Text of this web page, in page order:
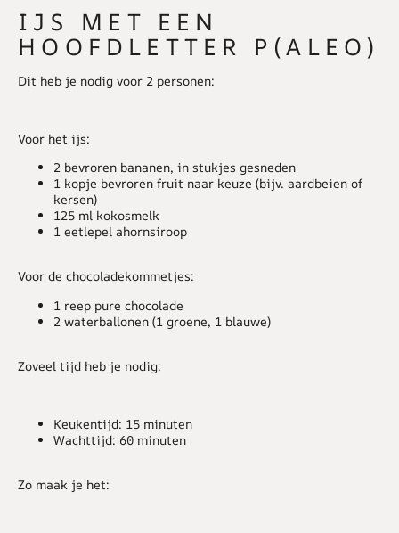
IJS MET EEN
HOOFDLETTER P(ALEO)
Dit heb je nodig voor 2 personen:
Voor het ijs:
2 bevroren bananen, in stukjes gesneden
1 kopje bevroren fruit naar keuze (bijv. aardbeien of
kersen)
125 ml kokosmelk
1 eetlepel ahornsiroop
Voor de chocoladekommetjes:
1 reep pure chocolade
2 waterballonen (1 groene, 1 blauwe)
Zoveel tijd heb je nodig:
Keukentijd: 15 minuten
Wachttijd: 60 minuten
Zo maak je het: